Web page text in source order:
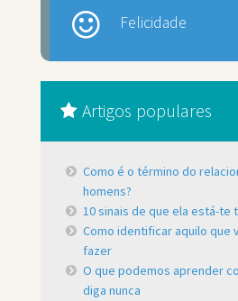
Felicidade
Artigos populares
Como é o término do
homens?
10 sinais de que ela está-te
Como identificar aquilo que
fazer
O que podemos aprender
diga nunca